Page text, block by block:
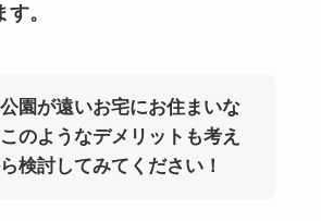
。
園が遠いお宅にお住まいな
のようなデメリットも考え
検討してみてください！